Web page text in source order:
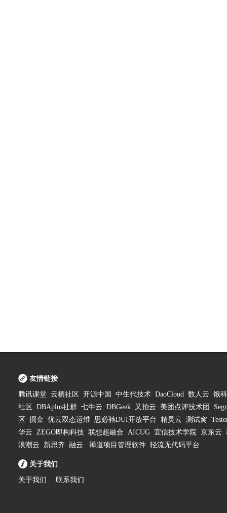
友情链接
腾讯课堂 云栖社区 开源中国 中生代技术 DaoCloud 数人云 饿
社区
DBAplus社群 七牛云 DBGeek 又拍云 美团点评技术团
区
掘金 优云双态运维 思必驰DUI开放平台 精灵云 测试窝
华云 ZEGO即构科技 联想超融合 AICUG 宜信技术学院 京东云
浪潮云
新思齐 融云 禅道项目管理软件 轻流无代码平台
关于我们
关于我们 联系我们